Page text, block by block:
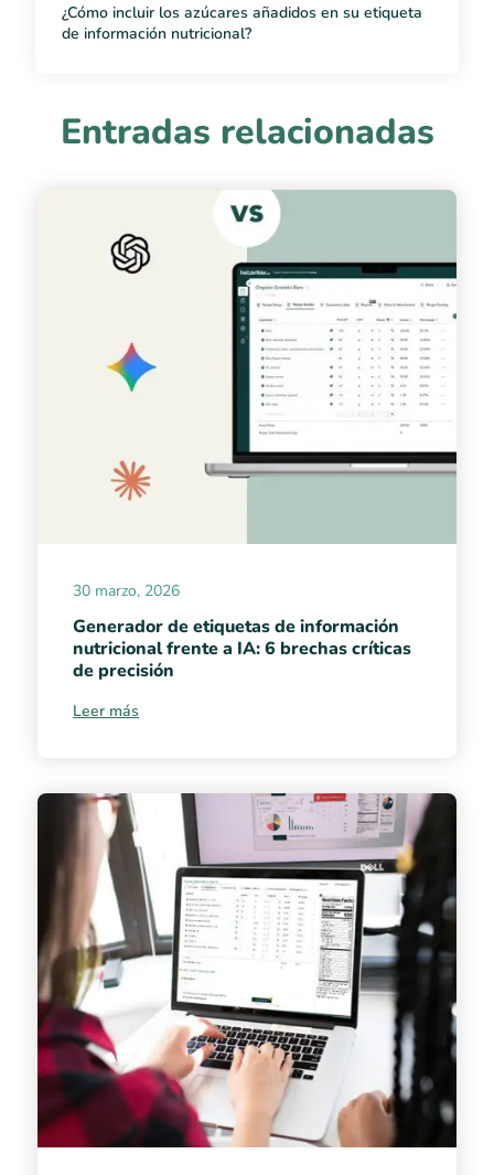
¿Cómo incluir los azúcares añadidos en su etiqueta
de información nutricional?
Entradas relacionadas
30 marzo, 2026
Generador de etiquetas de información
nutricional frente a IA: 6 brechas críticas
de precisión
Leer más